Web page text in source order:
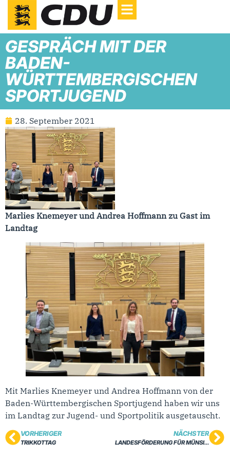
GESPRÄCH MIT DER
BADEN-
WÜRTTEMBERGISCHEN
SPORTJUGEND
28. September 2021
Marlies Knemeyer und Andrea Hoffmann zu Gast im
Landtag
Mit Marlies Knemeyer und Andrea Hoffmann von der
Baden-Württembergischen Sportjugend haben wir uns
im Landtag zur Jugend- und Sportpolitik ausgetauscht.
VORHERIGER
TRIKKOTTAG
NÄCHSTER
LANDESFÖRDERUNG FÜR MÜNSINGEN